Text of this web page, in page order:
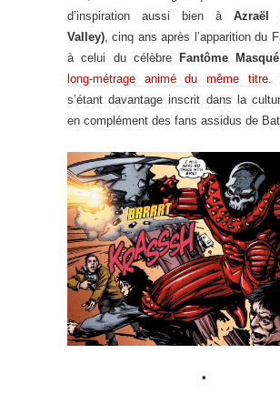
d’inspiration aussi bien à Azraël
Valley) , cinq ans après l’apparition du
à celui du célèbre
Fantôme Masqué
long-métrage animé du même titre.
s’étant davantage inscrit dans la
en complément des fans assidus de
•